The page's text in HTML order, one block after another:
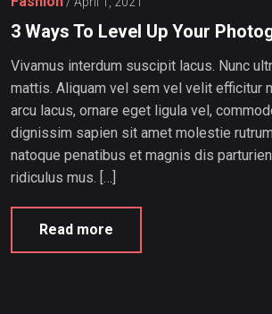
3 Ways To Level Up Your
Vivamus interdum suscipit lacus. Nunc
mattis. Aliquam vel sem vel velit efficitur
arcu lacus, ornare eget ligula vel,
dignissim sapien sit amet molestie
natoque penatibus et magnis dis
ridiculus mus. […]
Read more